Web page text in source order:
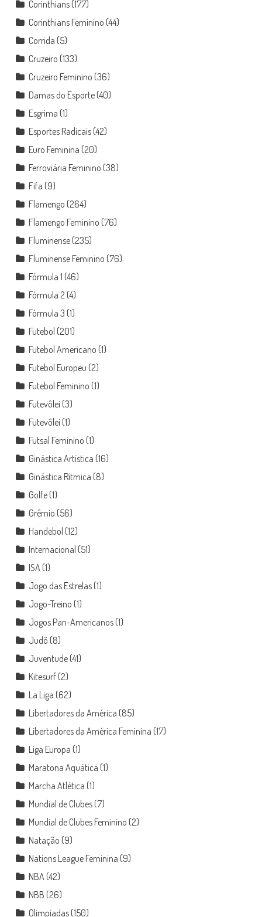
Corinthians(177)
Corinthians Feminino (44)
Corrida (5)
Cruzeiro (133)
Cruzeiro Feminino (36)
Damas do Esporte(40)
Esgrima (1)
Esportes Radicais(42)
Euro Feminina (20)
Ferroviária Feminino (38)
Fifa (9)
Flamengo (264)
Flamengo Feminino (76)
Fluminense(235)
Fluminense Feminino (76)
Fórmula 1 (46)
Fórmula 2(4)
Fórmula 3 (1)
Futebol (201)
Futebol Americano (1)
Futebol Europeu (2)
Futebol Feminino (1)
Futevôlei (3)
Futevôlei (1)
Futsal Feminino (1)
Ginástica Artística (16)
Ginástica Rítmica (8)
Golfe(1)
Grêmio (56)
Handebol (12)
Internacional (51)
ISA(1)
Jogo das Estrelas(1)
Jogo-Treino (1)
Jogos Pan-Americanos(1)
Judô (8)
Juventude(41)
Kitesurf(2)
La Liga (62)
Libertadores da América (85)
Libertadores da América Feminina (17)
Liga Europa (1)
Maratona Aquática (1)
Marcha Atlética (1)
Mundial de Clubes(7)
Mundial de Clubes Feminino (2)
Natação (9)
Nations League Feminina (9)
NBA(42)
NBB (26)
Olimpíadas(150)